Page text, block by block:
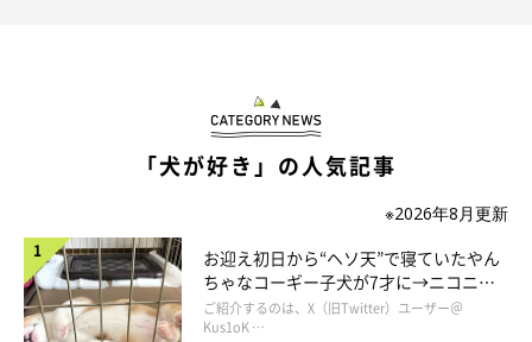
「犬が好き」の人気記事
※2026年8月更新
お迎え初日から“ヘソ天”で寝ていたやん
ちゃなコーギー子犬が7才に→ニコニ
コ“コーギースマイル”が魅力のコに成
長！
ご紹介するのは、X（旧Twitter）ユーザー＠
Kus1oK …